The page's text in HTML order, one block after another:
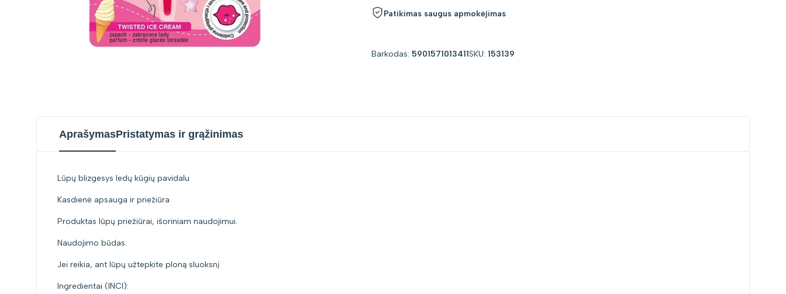
Patikimas saugus apmokėjimas
Barkodas: 5901571013411SKU: 153139
AprašymasPristatymas ir grąžinimas
Lūpų blizgesys ledų kūgių pavidalu
Kasdienė apsauga ir priežiūra
Produktas lūpų priežiūrai, išoriniam naudojimui.
Naudojimo būdas:
Jei reikia, ant lūpų užtepkite ploną sluoksnį
Ingredientai (INCI):